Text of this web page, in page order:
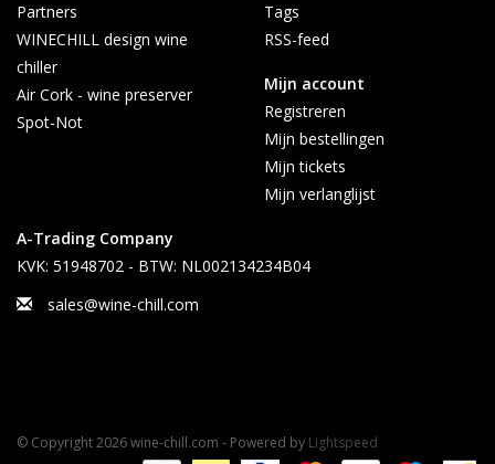
Partners
WINECHILL design wine
chiller
Air Cork - wine preserver
Spot-Not
Tags
RSS-feed
Mijn account
Registreren
Mijn bestellingen
Mijn tickets
Mijn verlanglijst
A-Trading Company
KVK: 51948702 - BTW: NL002134234B04
sales@wine-chill.com
© Copyright 2026 wine-chill.com - Powered by Lightspeed